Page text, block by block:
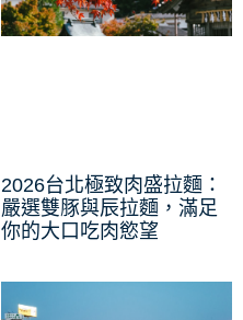
2026台北極致肉盛拉麵：
嚴選雙豚與辰拉麵，滿足
你的大口吃肉慾望